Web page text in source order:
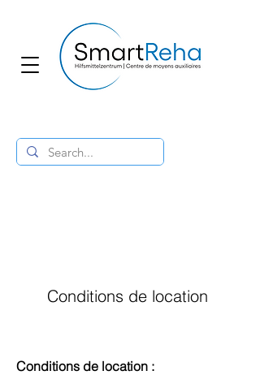
Conditions de location
Conditions de location :